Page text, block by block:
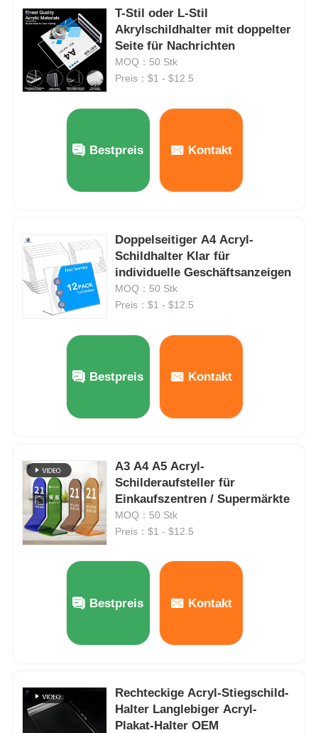
Startseite
T-Stil oder L-Stil
Akrylschildhalter mit doppelter
Seite für Nachrichten
MOQ：50 Stk
Preis：$1 - $12.5
Bestpreis Kontakt
Doppelseitiger A4 Acryl-
Schildhalter Klar für
individuelle Geschäftsanzeigen
MOQ：50 Stk
Preis：$1 - $12.5
Bestpreis Kontakt
A3 A4 A5 Acryl-
Schilderaufsteller für
Einkaufszentren / Supermärkte
MOQ：50 Stk
Preis：$1 - $12.5
Bestpreis Kontakt
Rechteckige Acryl-Stiegschild-
Halter Langlebiger Acryl-
Plakat-Halter OEM